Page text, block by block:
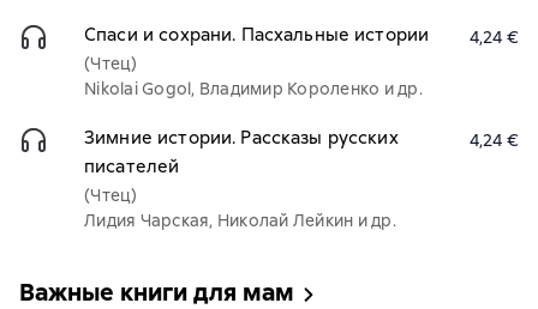
Спаси и сохрани. Пасхальные истории
(Чтец)
Nikolai Gogol, Владимир Короленко и др.
4,24 €
Зимние истории. Рассказы русских
писателей
(Чтец)
Лидия Чарская, Николай Лейкин и др.
4,24 €
Важные книги для мам